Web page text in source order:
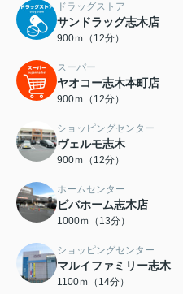
ドラッグストア
サンドラッグ志木店
900ｍ（12分）
スーパー
ヤオコー志木本町店
900ｍ（12分）
ショッピングセンター
ヴェルモ志木
900ｍ（12分）
ホームセンター
ビバホーム志木店
1000ｍ（13分）
ショッピングセンター
マルイファミリー志木
1100ｍ（14分）